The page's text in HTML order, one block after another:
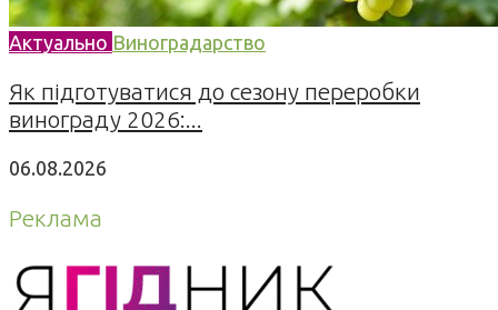
Актуально Виноградарство
Як підготуватися до сезону переробки
винограду 2026:...
06.08.2026
Реклама